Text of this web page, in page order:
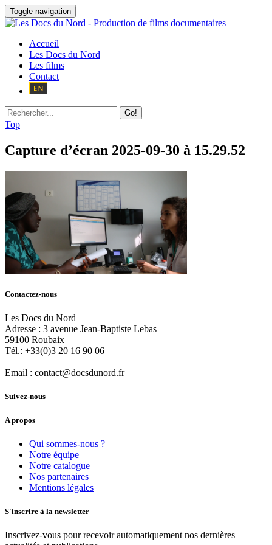
Toggle navigation
Accueil
Les Docs du Nord
Les films
Contact
Go!
Top
Capture d’écran 2025-09-30 à 15.29.52
Contactez-nous
Les Docs du Nord
Adresse : 3 avenue Jean-Baptiste Lebas
59100 Roubaix
Tél.: +33(0)3 20 16 90 06
Email : contact@docsdunord.fr
Suivez-nous
A propos
Qui sommes-nous ?
Notre équipe
Notre catalogue
Nos partenaires
Mentions légales
S'inscrire à la newsletter
Inscrivez-vous pour recevoir automatiquement nos dernières